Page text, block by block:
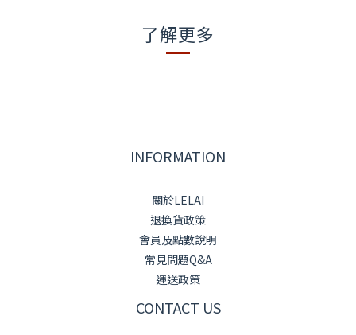
了解更多
INFORMATION
關於LELAI
退換貨政策
會員及點數說明
常見問題Q&A
運送政策
CONTACT US